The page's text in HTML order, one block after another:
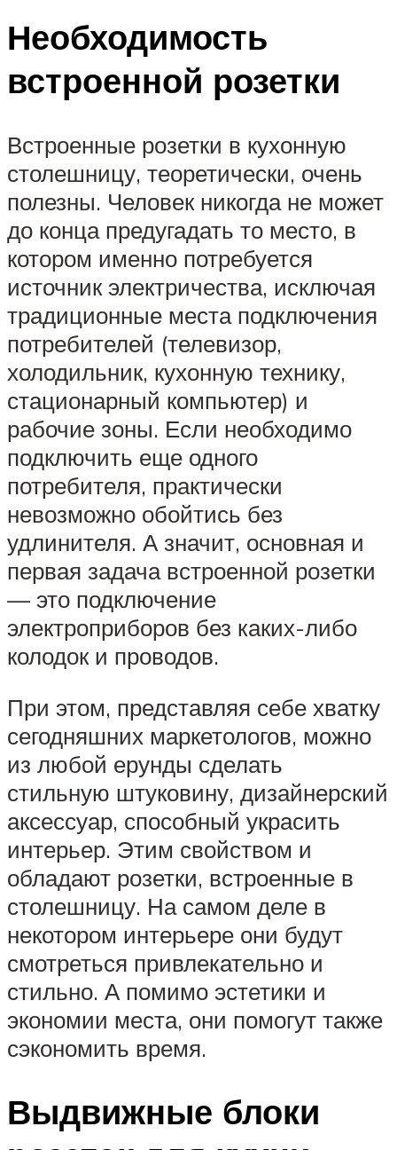
Необходимость
встроенной розетки
Встроенные розетки в кухонную
столешницу, теоретически, очень
полезны. Человек никогда не может
до конца предугадать то место, в
котором именно потребуется
источник электричества, исключая
традиционные места подключения
потребителей (телевизор,
холодильник, кухонную технику,
стационарный компьютер) и
рабочие зоны. Если необходимо
подключить еще одного
потребителя, практически
невозможно обойтись без
удлинителя. А значит, основная и
первая задача встроенной розетки
— это подключение
электроприборов без каких-либо
колодок и проводов.
При этом, представляя себе хватку
сегодняшних маркетологов, можно
из любой ерунды сделать
стильную штуковину, дизайнерский
аксессуар, способный украсить
интерьер. Этим свойством и
обладают розетки, встроенные в
столешницу. На самом деле в
некотором интерьере они будут
смотреться привлекательно и
стильно. А помимо эстетики и
экономии места, они помогут также
сэкономить время.
Выдвижные блоки